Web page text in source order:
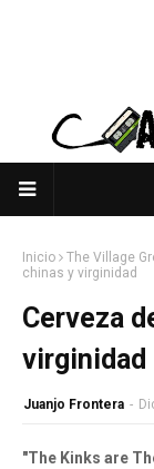
Inicio The Village
chinas y virginidad
Cerveza
virginidad
Juanjo Frontera -
"The Kinks are